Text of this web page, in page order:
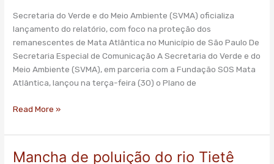
Secretaria do Verde e do Meio Ambiente (SVMA) oficializa
lançamento do relatório, com foco na proteção dos
remanescentes de Mata Atlântica no Município de São Paulo De
Secretaria Especial de Comunicação A Secretaria do Verde e do
Meio Ambiente (SVMA), em parceria com a Fundação SOS Mata
Atlântica, lançou na terça-feira (30) o Plano de
Conservação
e
Recuperação
da
Mata
Atlântica
Read More »
Mancha de poluição do rio Tietê
Mancha